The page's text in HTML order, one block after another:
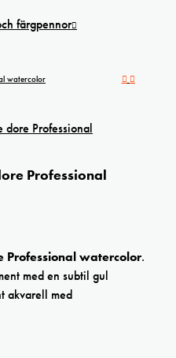
färgpennor
watercolor
Professional
Professional watercolor.
med en subtil gul
akvarell med